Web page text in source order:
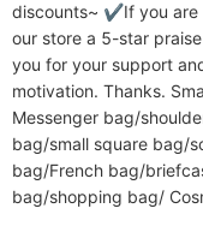
discounts~ ✔If you are
our store a 5-star
you for your support
motivation. Thanks.
Messenger bag/
bag/small square bag/
bag/French bag/
bag/shopping bag/